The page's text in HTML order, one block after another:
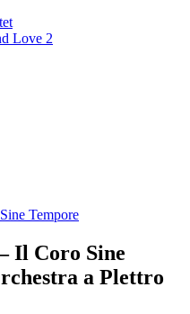
Love 2
Il Coro Sine
a Plettro